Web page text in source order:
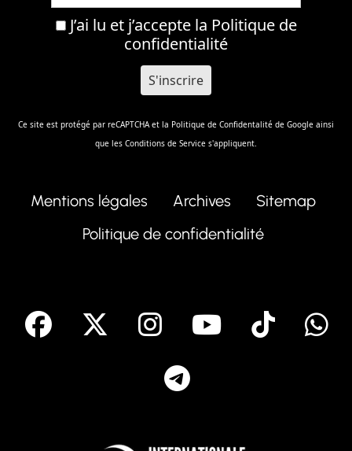
J’ai lu et j’accepte la Politique de
confidentialité
Ce site est protégé par reCAPTCHA et la Politique de Confidentalité de Google ainsi
que les Conditions de Service s'appliquent.
Mentions légales Archives
Sitemap
Politique de confidentialité
facebook Instagram
Youtube
Tik